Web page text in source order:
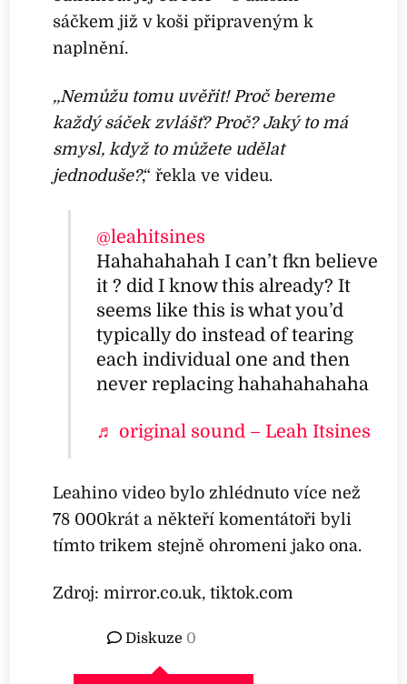
sáčkem již v koši připraveným k
naplnění.
,,Nemůžu tomu uvěřit! Proč bereme
každý sáček zvlášť? Proč? Jaký to má
smysl, když to můžete udělat
jednoduše?,“ řekla ve videu.
@leahitsines
Hahahahahah I can’t fkn believe
it ? did I know this already? It
seems like this is what you’d
typically do instead of tearing
each individual one and then
never replacing hahahahahaha
♬ original sound – Leah Itsines
Leahino video bylo zhlédnuto více než
78 000krát a někteří komentátoři byli
tímto trikem stejně ohromeni jako ona.
Zdroj: mirror.co.uk, tiktok.com
Diskuze 0